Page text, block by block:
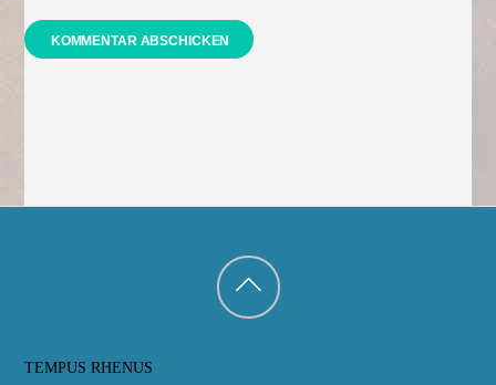
Back
TEMPUS RHENUS